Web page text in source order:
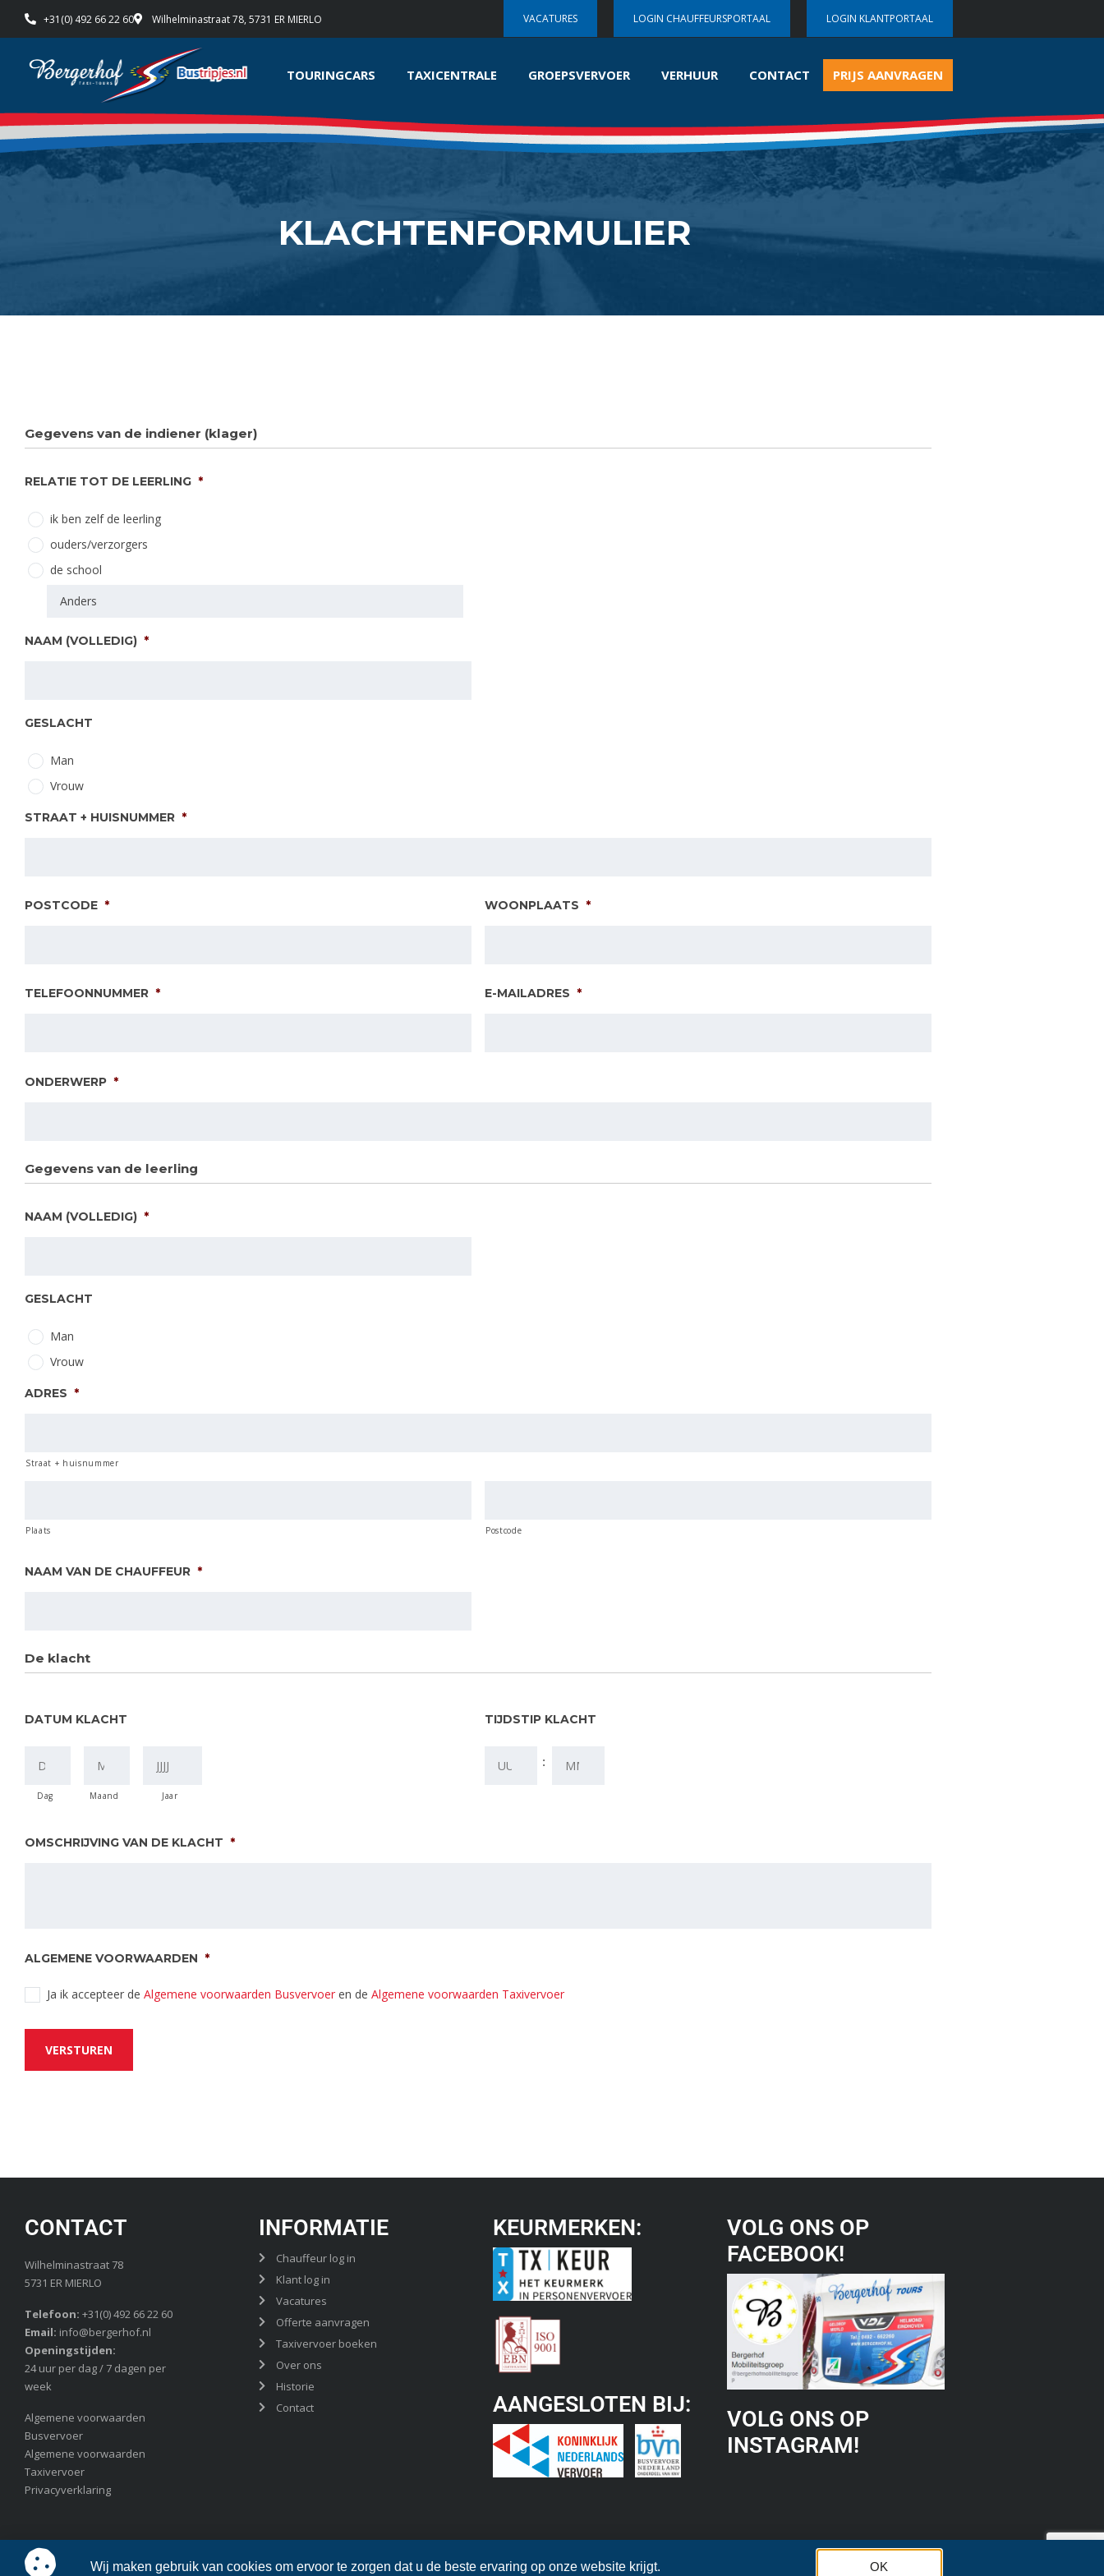
+31(0) 492 66 22 60 Wilhelminastraat 78, 5731 ER MIERLO VACATURES LOGIN CHAUFFEURSPORTAAL LOGIN KLANTPORTAAL
TOURINGCARS TAXICENTRALE GROEPSVERVOER VERHUUR CONTACT PRIJS AANVRAGEN
KLACHTENFORMULIER
Gegevens van de indiener (klager)
RELATIE TOT DE LEERLING *
ik ben zelf de leerling
ouders/verzorgers
de school
NAAM (VOLLEDIG) *
GESLACHT
Man
Vrouw
STRAAT + HUISNUMMER *
POSTCODE * WOONPLAATS *
TELEFOONNUMMER * E-MAILADRES *
ONDERWERP *
Gegevens van de leerling
NAAM (VOLLEDIG) *
GESLACHT
Man
Vrouw
ADRES *
Straat + huisnummer
Plaats Postcode
NAAM VAN DE CHAUFFEUR *
De klacht
DATUM KLACHT
Dag Maand Jaar
TIJDSTIP KLACHT
:
OMSCHRIJVING VAN DE KLACHT *
ALGEMENE VOORWAARDEN *
Ja ik accepteer de Algemene voorwaarden Busvervoer en de Algemene voorwaarden Taxivervoer
CONTACT
Wilhelminastraat 78
5731 ER MIERLO
Telefoon: +31(0) 492 66 22 60
Email: info@bergerhof.nl
Openingstijden:
24 uur per dag / 7 dagen per
week
Algemene voorwaarden
Busvervoer
Algemene voorwaarden
Taxivervoer
Privacyverklaring
INFORMATIE
Chauffeur log in
Klant log in
Vacatures
Offerte aanvragen
Taxivervoer boeken
Over ons
Historie
Contact
KEURMERKEN:
AANGESLOTEN BIJ:
VOLG ONS OP
FACEBOOK!
VOLG ONS OP
INSTAGRAM!
© 2026 Bergerhof touringcars | Alle rechten voorbehouden.
Wij maken gebruik van cookies om ervoor te zorgen dat u de beste ervaring op onze website krijgt. OK